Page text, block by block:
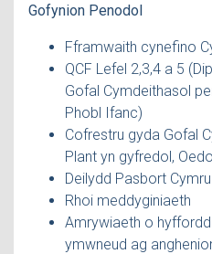
Gofynion Penodol
Fframwaith cynefino
QCF Lefel 2,3,4 a 5
Gofal Cymdeithasol
Phobl Ifanc)
Cofrestru gyda Gofal
Plant yn gyfredol,
Deilydd Pasbort
Rhoi meddyginiaeth
Amrywiaeth o
ymwneud ag